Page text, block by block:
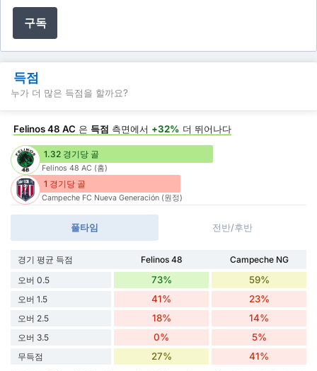
구독
득점
누가 더 많은 득점을 할까요?
Felinos 48 AC 은 득점 측면에서 +32% 더 뛰어나다
1.32 경기당 골
Felinos 48 AC (홈)
1 경기당 골
Campeche FC Nueva Generación (원정)
풀타임 전반/후반
경기 평균 득점 Felinos 48
Campeche NG
오버 0.5
73% 59%
오버 1.5 41% 23%
오버 2.5 18% 14%
오버 3.5 0% 5%
무득점 27% 41%